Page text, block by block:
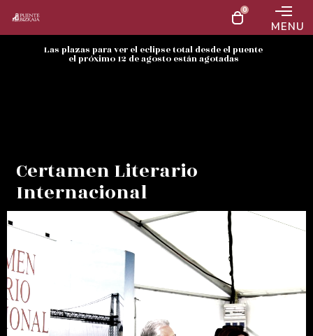
0
MENU
Las plazas para ver el eclipse total desde el puente
el próximo 12 de agosto están agotadas
Certamen Literario
Internacional